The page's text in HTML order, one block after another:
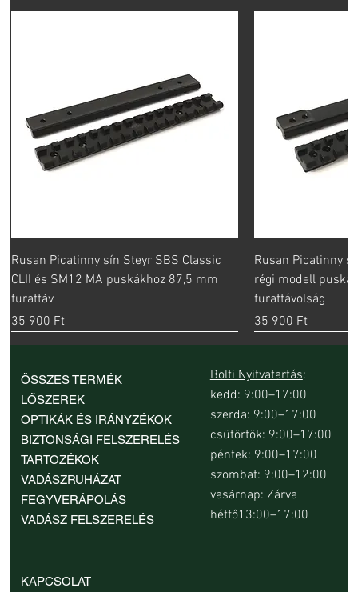
Rusan Picatinny sín Steyr SBS Classic
CLII és SM12 MA puskákhoz 87,5 mm
furattáv
Ár
35 900 Ft
Rusan Picatinny
régi modell
furattávolság
Ár
35 900 Ft
Rusan Picatinny sín Sauer 80 90 és 92
Rusan Picatinny sín Sabatti Rover SA
Rusan Picatinny sín Steyr Mannlicher
Rusan Picatinny sín Steyr SSG 69
Rusan Picatinny sín Steyr SBS Classic
Rusan Picatinny sín Sako 75 IV V és
Rusan Picatinny sín Winchester XPR SA
ÖSSZES TERMÉK
LŐSZEREK
OPTIKÁK ÉS IRÁNYZÉKOK
BIZTONSÁGI FELSZERELÉS
TARTOZÉKOK
VADÁSZRUHÁZAT
FEGYVERÁPOLÁS
VADÁSZ FELSZERELÉS
KAPCSOLAT
Bolti Nyitvatartás:
kedd: 9:00–17:00
szerda: 9:00–17:00
csütörtök: 9:00–17:00
péntek: 9:00–17:00
szombat: 9:00–12:00
vasárnap: Zárva
hétfő13:00–17:00